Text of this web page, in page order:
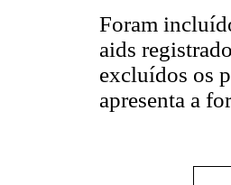
Foram
aids
excluídos os
apresenta a